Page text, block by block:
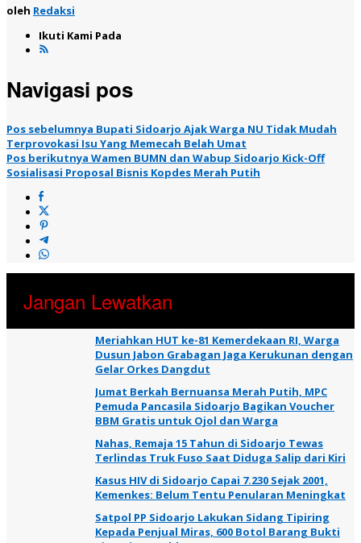
oleh Redaksi
Ikuti Kami Pada
Navigasi pos
Pos sebelumnya Bupati Sidoarjo Ajak Warga NU Tidak Mudah
Terprovokasi Isu Yang Memecah Belah Umat
Pos berikutnya Wamen BUMN dan Wabup Sidoarjo Kick-Off
Sosialisasi Proposal Bisnis Kopdes Merah Putih
Jangan Lewatkan
Meriahkan HUT ke-81 Kemerdekaan RI, Warga
Dusun Jabon Grabagan Jaga Kerukunan dengan
Gelar Orkes Dangdut
Jumat Berkah Bernuansa Merah Putih, MPC
Pemuda Pancasila Sidoarjo Bagikan Voucher
BBM Gratis untuk Ojol dan Warga
Nahas, Remaja 15 Tahun di Sidoarjo Tewas
Terlindas Truk Fuso Saat Diduga Salip dari Kiri
Kasus HIV di Sidoarjo Capai 7.230 Sejak 2001,
Kemenkes: Belum Tentu Penularan Meningkat
Satpol PP Sidoarjo Lakukan Sidang Tipiring
Kepada Penjual Miras, 600 Botol Barang Bukti